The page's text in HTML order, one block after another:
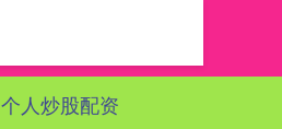
个人炒股配资